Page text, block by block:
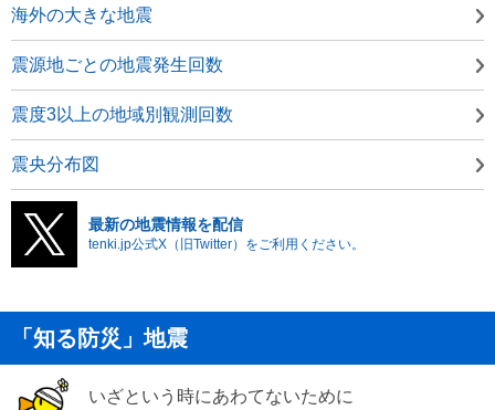
海外の大きな地震
震源地ごとの地震発生回数
震度3以上の地域別観測回数
震央分布図
最新の地震情報を配信
tenki.jp公式X（旧Twitter）をご利用ください。
「知る防災」地震
いざという時にあわてないために